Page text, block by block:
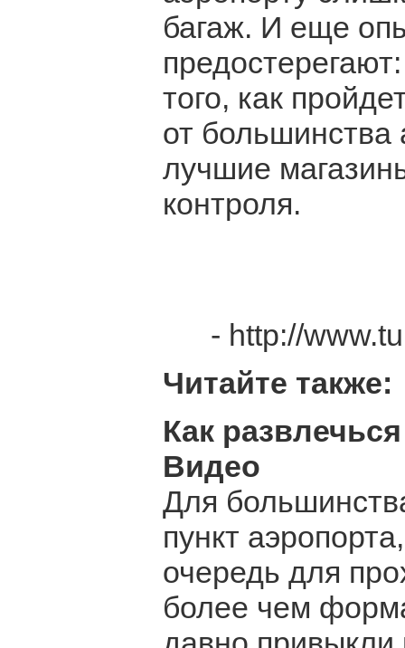
багаж. И еще
того, как
от
лучшие
контроля.
- http://
Читайте также:
Как
Видео
Для
пункт
очередь для
более чем